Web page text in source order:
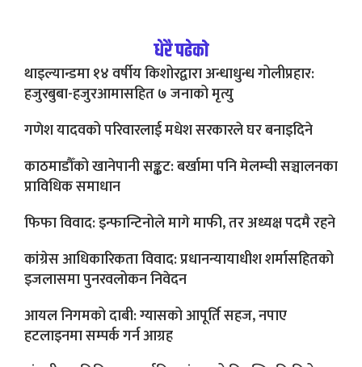
धेरै पढेको
थाइल्यान्डमा १४ वर्षीय किशोरद्वारा अन्धाधुन्ध गोलीप्रहार:
हजुरबुबा-हजुरआमासहित ७ जनाको मृत्यु
गणेश यादवको परिवारलाई मधेश सरकारले घर बनाइदिने
काठमाडौँको खानेपानी सङ्कट: बर्खामा पनि मेलम्ची सञ्चालनका
प्राविधिक समाधान
फिफा विवाद: इन्फान्टिनोले मागे माफी, तर अध्यक्ष पदमै रहने
कांग्रेस आधिकारिकता विवाद: प्रधानन्यायाधीश शर्मासहितको
इजलासमा पुनरवलोकन निवेदन
आयल निगमको दाबी: ग्यासको आपूर्ति सहज, नपाए
हटलाइनमा सम्पर्क गर्न आग्रह